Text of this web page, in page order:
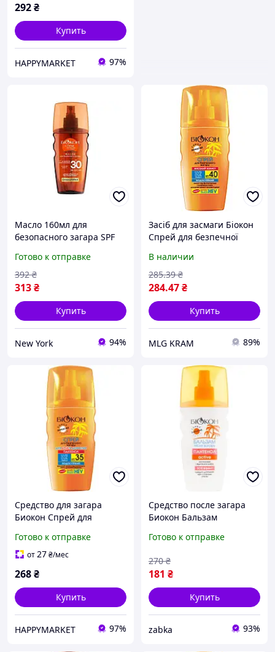
292₴
Купить
HAPPYMARKET 97%
Масло 160мл для
безопасного загара SPF
ТМБИОКОН
Готово к отправке
313₴
392 ₴
Купить
New York 94%
Засіб для засмаги Біокон
Спрей для безпечної
SPF-40 160 мл
(4820008318411)
В наличии
284.47₴
285.39 ₴
Купить
MLG KRAM 89%
Средство для загара
Биокон Спрей для
детей и взрослых SPF-35
160 мл для всех типов
Готово к отправке
от27₴/мес
268₴
Купить
HAPPYMARKET 97%
Средство после загара
Биокон Бальзам
увлажнения кожи 160 мл
Готово к отправке
181 ₴
270 ₴
Купить
zabka 93%